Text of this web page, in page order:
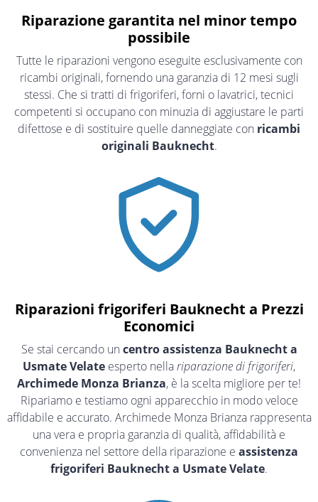
Riparazione garantita nel minor tempo
possibile
Tutte le riparazioni vengono eseguite esclusivamente con
ricambi originali, fornendo una garanzia di 12 mesi sugli
stessi. Che si tratti di frigoriferi, forni o lavatrici, tecnici
competenti si occupano con minuzia di aggiustare le parti
difettose e di sostituire quelle danneggiate con ricambi
originali Bauknecht.
Riparazioni frigoriferi Bauknecht a Prezzi
Economici
Se stai cercando un centro assistenza Bauknecht a
Usmate Velate esperto nellariparazione di frigoriferi,
Archimede Monza Brianza, è la scelta migliore per te!
Ripariamo e testiamo ogni apparecchio in modo veloce
affidabile e accurato. Archimede Monza Brianza rappresenta
una vera e propria garanzia di qualità, affidabilità e
convenienza nel settore della riparazione e assistenza
frigoriferi Bauknecht a Usmate Velate.